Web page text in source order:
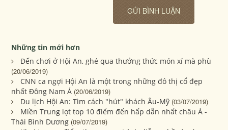
Những tin mới hơn
Đến chơi ở Hội An, ghé qua thưởng thức món xí mà phù
(20/06/2019)
CNN ca ngợi Hội An là một trong những đô thị cổ đẹp
nhất Đông Nam Á (20/06/2019)
Du lịch Hội An: Tìm cách "hút" khách Âu-Mỹ (03/07/2019)
Miền Trung lọt top 10 điểm đến hấp dẫn nhất châu Á -
Thái Bình Dương (09/07/2019)